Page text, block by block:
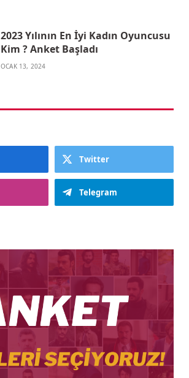
2023 Yılının En İyi Kadın Oyuncusu
Kim ? Anket Başladı
OCAK 13, 2024
Twitter
Telegram